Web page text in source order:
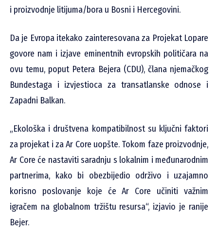
i proizvodnje litijuma/bora u Bosni i Hercegovini.
Da je Evropa itekako zainteresovana za Projekat Lopare
govore nam i izjave eminentnih evropskih političara na
ovu temu, poput Petera Bejera (CDU), člana njemačkog
Bundestaga i izvjestioca za transatlanske odnose i
Zapadni Balkan.
„Ekološka i društvena kompatibilnost su ključni faktori
za projekat i za Ar Core uopšte. Tokom faze proizvodnje,
Ar Core će nastaviti saradnju s lokalnim i međunarodnim
partnerima, kako bi obezbijedio održivo i uzajamno
korisno poslovanje koje će Ar Core učiniti važnim
igračem na globalnom tržištu resursa“, izjavio je ranije
Bejer.